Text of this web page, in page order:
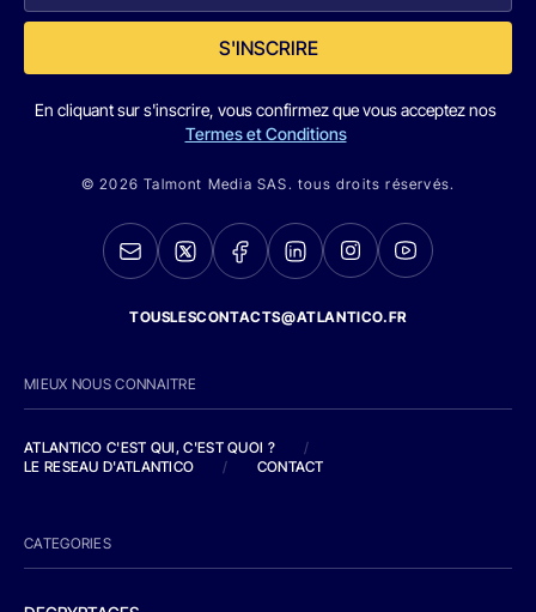
S'INSCRIRE
En cliquant sur s'inscrire, vous confirmez que vous acceptez nos
Termes et Conditions
© 2026 Talmont Media SAS. tous droits réservés.
TOUSLESCONTACTS@ATLANTICO.FR
MIEUX NOUS CONNAITRE
ATLANTICO C'EST QUI, C'EST QUOI ?
/
LE RESEAU D'ATLANTICO
/ CONTACT
CATEGORIES